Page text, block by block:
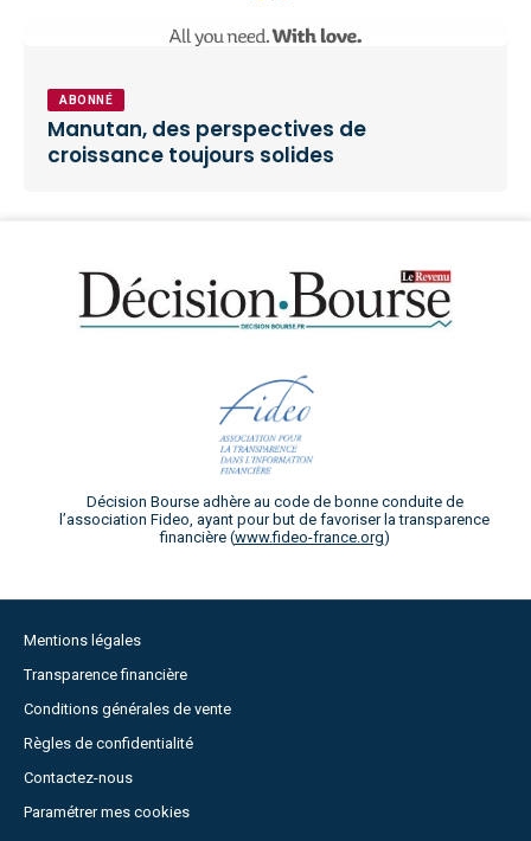
ABONNÉ
Manutan, des perspectives de
croissance toujours solides
Décision Bourse adhère au code de bonne conduite de
l’association Fideo, ayant pour but de favoriser la transparence
financière (www.fideo-france.org)
Mentions légales
Transparence financière
Conditions générales de vente
Règles de confidentialité
Contactez-nous
Paramétrer mes cookies